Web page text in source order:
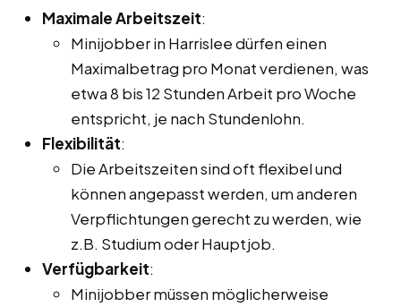
Maximale Arbeitszeit:
Minijobber in Harrislee dürfen einen
Maximalbetrag pro Monat verdienen, was
etwa 8 bis 12 Stunden Arbeit pro Woche
entspricht, je nach Stundenlohn.
Flexibilität:
Die Arbeitszeiten sind oft flexibel und
können angepasst werden, um anderen
Verpflichtungen gerecht zu werden, wie
z.B. Studium oder Hauptjob.
Verfügbarkeit:
Minijobber müssen möglicherweise